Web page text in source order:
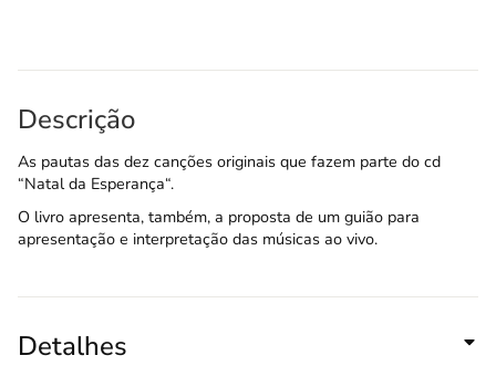
Descrição
As pautas das dez canções originais que fazem parte do cd
“Natal da Esperança“.
O livro apresenta, também, a proposta de um guião para
apresentação e interpretação das músicas ao vivo.
Detalhes